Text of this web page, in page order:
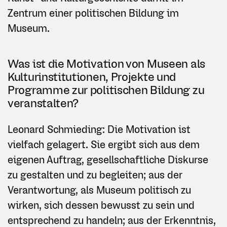
Zentrum einer politischen Bildung im
Museum.
Was ist die Motivation von Museen als
Kulturinstitutionen, Projekte und
Programme zur politischen Bildung zu
veranstalten?
Leonard Schmieding: Die Motivation ist
vielfach gelagert. Sie ergibt sich aus dem
eigenen Auftrag, gesellschaftliche Diskurse
zu gestalten und zu begleiten; aus der
Verantwortung, als Museum politisch zu
wirken, sich dessen bewusst zu sein und
entsprechend zu handeln; aus der Erkenntnis,